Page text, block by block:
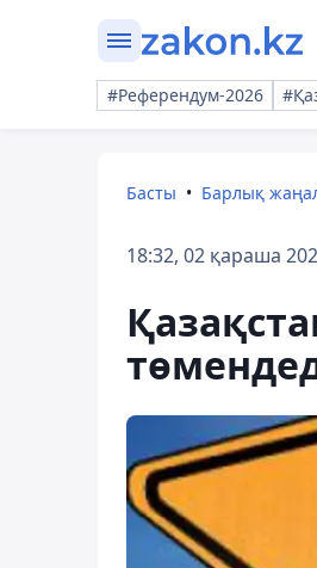
#Референдум-2026
Басты Барлық
18:32, 02 қараша